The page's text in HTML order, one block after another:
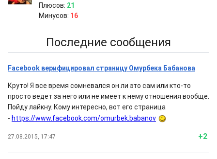
Плюсов: 21
Минусов: 16
Последние сообщения
Facebook верифицировал страницу Омурбека Бабанова
Круто! Я все время сомневался он ли это сам или кто-то
просто ведет за него или не имеет к нему отношения вообще.
Пойду лайкну. Кому интересно, вот его страница
- https://www.facebook.com/omurbek.babanov
27.08.2015, 17:47 +2